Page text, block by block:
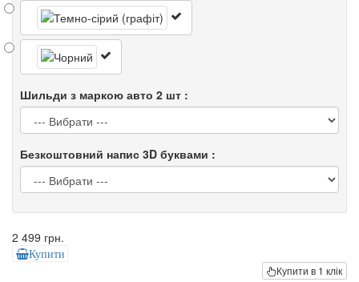
Шильди з маркою авто 2 шт :
Безкоштовний напис 3D буквами :
2 499 грн.
Купити
Купити в 1 клік